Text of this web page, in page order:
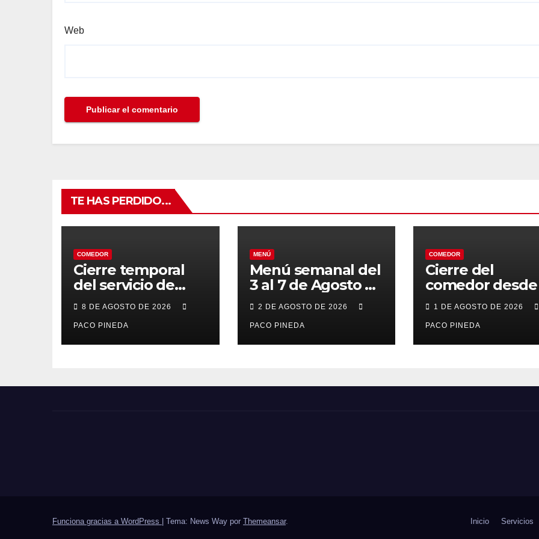
Web
TE HAS PERDIDO...
COMEDOR
Cierre temporal
del servicio de
BAR – COMEDOR
8 DE AGOSTO DE 2026
PACO PINEDA
MENÚ
Menú semanal del
3 al 7 de Agosto de
2026
2 DE AGOSTO DE 2026
PACO PINEDA
COMEDOR
Cierre del
comedor
7 al 21 de
por vacaciones
1 DE AGOSTO DE 2026
PACO PINEDA
Funciona gracias a WordPress Tema: News Way por Themeansar. Inicio Servicios